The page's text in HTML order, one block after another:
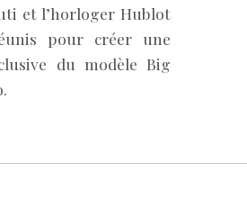
et l’horloger Hublot
pour créer une
du modèle Big